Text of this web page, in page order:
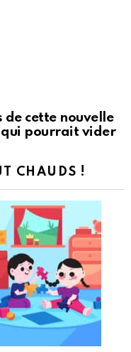
de cette nouvelle
pourrait vider
CHAUDS !